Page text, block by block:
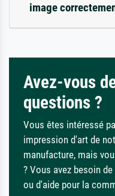
image
Avez-vous
questions ?
Vous êtes intéressé
impression d'art de
manufacture, mais
? Vous avez besoin
ou d'aide pour la